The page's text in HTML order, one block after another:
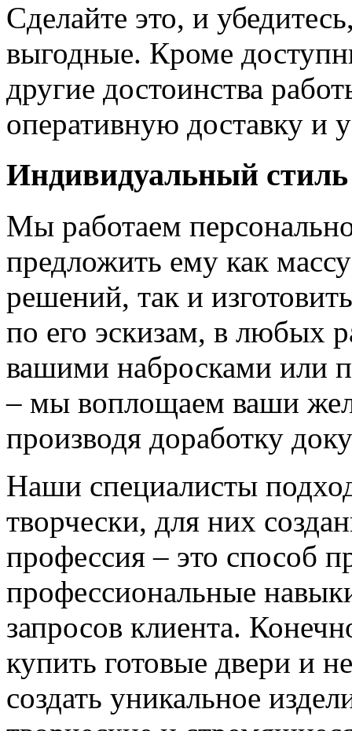
Сделайте это, и
выгодные. Кроме
другие достоинства
оперативную доставку и
Индивидуальный стиль
Мы работаем
предложить ему как
решений, так и
по его эскизам, в любых
вашими набросками или
– мы воплощаем ваши
производя доработку
Наши специалисты
творчески, для них
профессия – это способ
профессиональные
запросов клиента.
купить готовые двери и
создать уникальное